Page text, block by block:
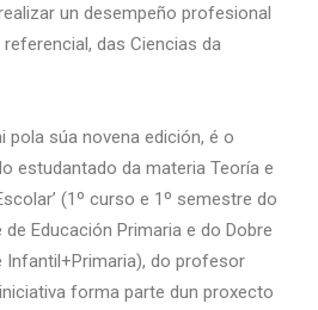
un desempeño profesional
das Ciencias da
pola súa novena edición, é o
estudantado da materia Teoría e
(1º curso e 1º semestre do
Educación Primaria e do Dobre
Infantil+Primaria), do profesor
forma parte dun proxecto